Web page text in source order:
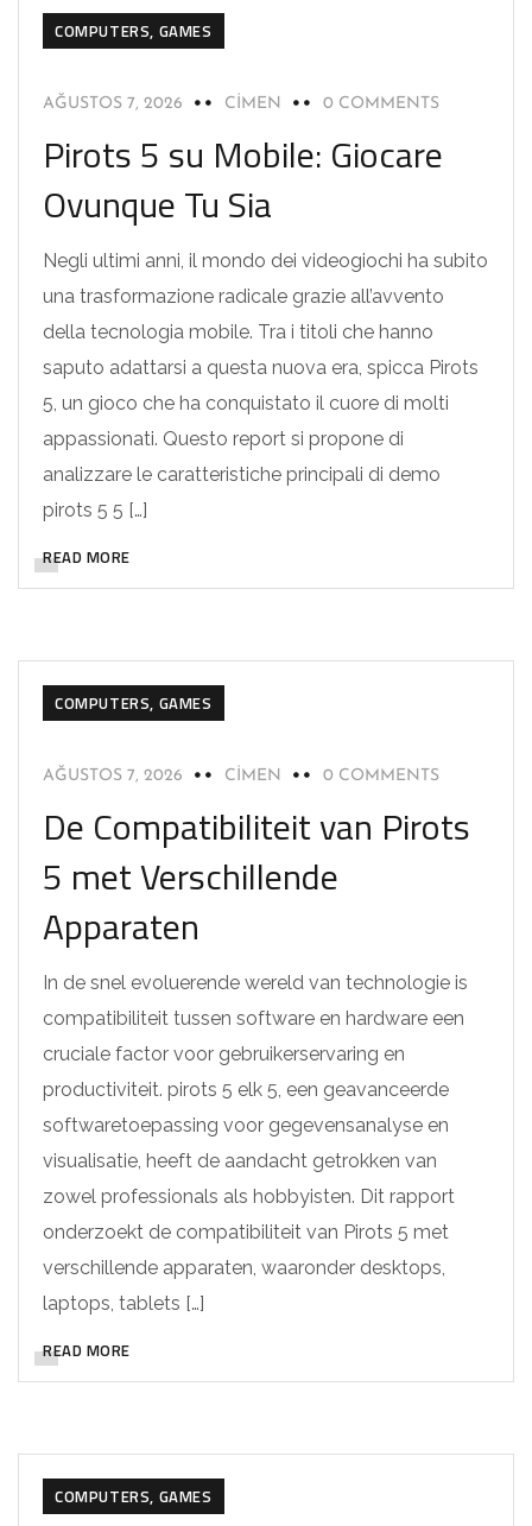
COMPUTERS, GAMES
AĞUSTOS 7, 2026 CIMEN 0 COMMENTS
Pirots 5 su Mobile: Giocare
Ovunque Tu Sia
Negli ultimi anni, il mondo dei videogiochi ha subito
una trasformazione radicale grazie all’avvento
della tecnologia mobile. Tra i titoli che hanno
saputo adattarsi a questa nuova era, spicca Pirots
5, un gioco che ha conquistato il cuore di molti
appassionati. Questo report si propone di
analizzare le caratteristiche principali di demo
pirots 5 5 […]
READ MORE
COMPUTERS, GAMES
AĞUSTOS 7, 2026 CIMEN 0 COMMENTS
De Compatibiliteit van Pirots
5 met Verschillende
Apparaten
In de snel evoluerende wereld van technologie is
compatibiliteit tussen software en hardware een
cruciale factor voor gebruikerservaring en
productiviteit. pirots 5 elk 5, een geavanceerde
softwaretoepassing voor gegevensanalyse en
visualisatie, heeft de aandacht getrokken van
zowel professionals als hobbyisten. Dit rapport
onderzoekt de compatibiliteit van Pirots 5 met
verschillende apparaten, waaronder desktops,
laptops, tablets […]
READ MORE
COMPUTERS, GAMES